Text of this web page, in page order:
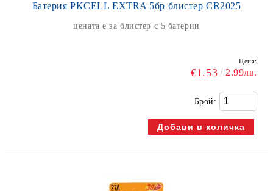
Батерия PKCELL EXTRA 5бр блистер CR2025
цената е за блистер с 5 батерии
Цена:
€1.53 2.99лв.
Брой: